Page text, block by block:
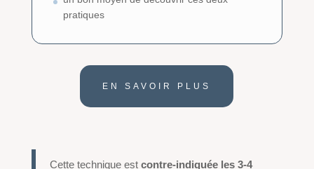
pratiques
EN SAVOIR PLUS
Cette technique est contre-indiquée les 3-4